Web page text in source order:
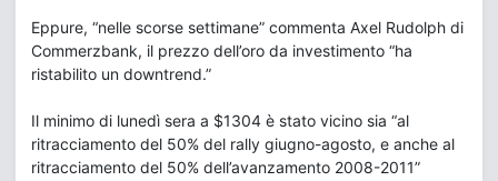
Eppure, “nelle scorse settimane” commenta Axel Rudolph di
Commerzbank, il prezzo dell’oro da investimento “ha
ristabilito un downtrend.”
Il minimo di lunedì sera a $1304 è stato vicino sia “al
ritracciamento del 50% del rally giugno-agosto, e anche al
ritracciamento del 50% dell’avanzamento 2008-2011”